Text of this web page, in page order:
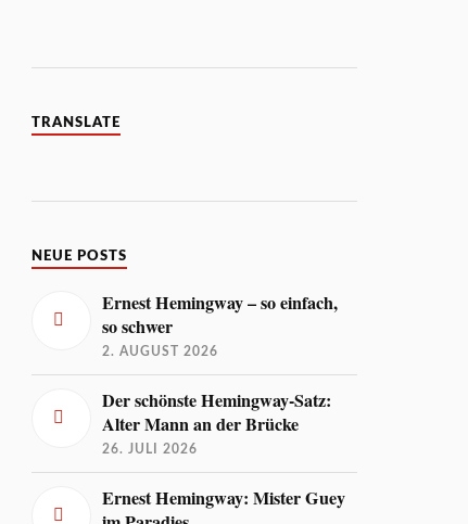
TRANSLATE
NEUE POSTS
Ernest Hemingway – so einfach,
so schwer
2. AUGUST 2026
Der schönste Hemingway-Satz:
Alter Mann an der Brücke
26. JULI 2026
Ernest Hemingway: Mister Guey